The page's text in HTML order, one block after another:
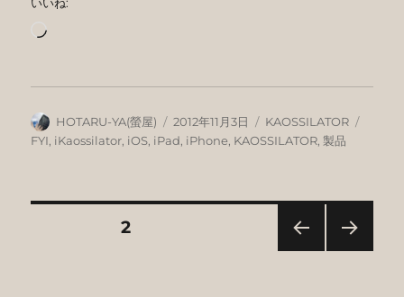
いいね:
読
中…
投
稿
HOTARU-YA(螢屋)
投
稿
2012年11月3日
カ
テ
KAOSSILATOR
FYI, iKaossilator, iOS, iPad, iPhone, KAOSSILATOR, 製品
固定ページ2